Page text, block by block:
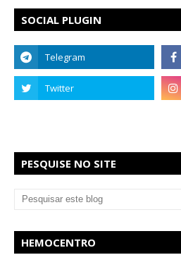
SOCIAL PLUGIN
PESQUISE NO SITE
HEMOCENTRO